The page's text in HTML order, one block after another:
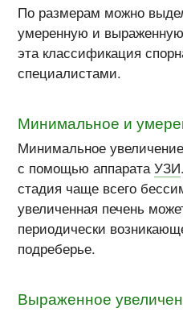
По размерам можно
умеренную и
эта классификация
специалистами.
Минимальное и
Минимальное
с помощью аппаратаУЗИ
стадия чаще всего
увеличенная печень
периодически
подреберье.
Выраженное